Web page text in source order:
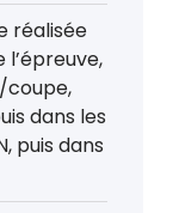
réalisée
coupe,
dans les
puis dans